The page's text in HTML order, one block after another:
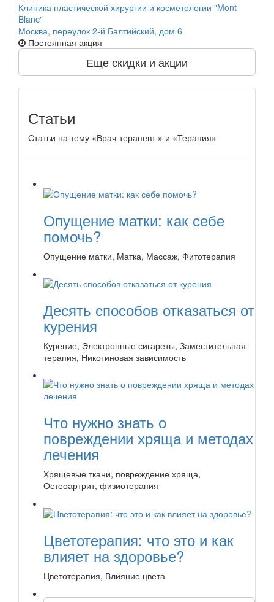
Клиника пластической хирургии и косметологии "Mont
Blanc"
Москва, переулок 2-й Балтийский, дом 6
Постоянная акция
Еще скидки и акции
Статьи
Статьи на тему «Врач-терапевт » и «Терапия»
Опущение матки: как себе
помочь?
Опущение матки, Матка, Массаж, Фитотерапия
Десять способов отказаться от
курения
Курение, Электронные сигареты, Заместительная
терапия, Никотиновая зависимость
Что нужно знать о
повреждении хряща и методах
лечения
Хрящевые ткани, повреждение хряща,
Остеоартрит, физиотерапия
Цветотерапия: что это и как
влияет на здоровье?
Цветотерапия, Влияние цвета